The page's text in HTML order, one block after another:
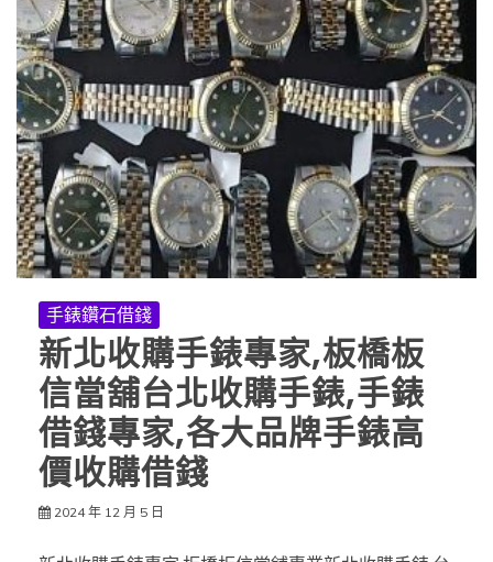
手錶鑽石借錢
新北收購手錶專家,板橋板
信當舖台北收購手錶,手錶
借錢專家,各大品牌手錶高
價收購借錢
2024 年 12 月 5 日